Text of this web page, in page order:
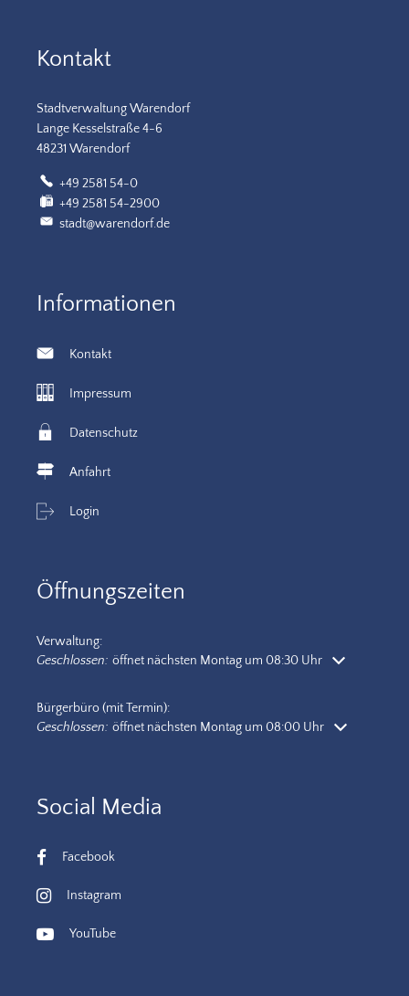
Kontakt
Stadtverwaltung Warendorf
Lange Kesselstraße 4-6
48231 Warendorf
+49 2581 54-0
+49 2581 54-2900
stadt@warendorf.de
Informationen
Kontakt
Impressum
Datenschutz
Anfahrt
Login
Öffnungszeiten
Verwaltung:
Klicken, um weitere Öffnungs- oder Schließzeiten auszublenden
Geschlossen: öffnet nächsten Montag um 08:30 Uhr
Bürgerbüro (mit Termin):
Klicken, um weitere Öffnungs- oder Schließzeiten auszublenden
Geschlossen: öffnet nächsten Montag um 08:00 Uhr
Social Media
Facebook
Instagram
YouTube